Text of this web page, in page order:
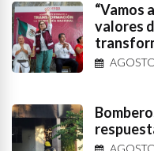
“Vamos
valores